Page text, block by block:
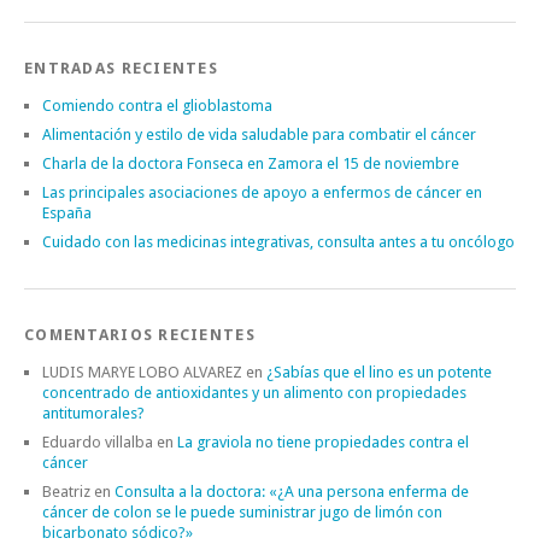
ENTRADAS RECIENTES
Comiendo contra el glioblastoma
Alimentación y estilo de vida saludable para combatir el cáncer
Charla de la doctora Fonseca en Zamora el 15 de noviembre
Las principales asociaciones de apoyo a enfermos de cáncer en
España
Cuidado con las medicinas integrativas, consulta antes a tu oncólogo
COMENTARIOS RECIENTES
LUDIS MARYE LOBO ALVAREZ en ¿Sabías que el lino es un potente
concentrado de antioxidantes y un alimento con propiedades
antitumorales?
Eduardo villalba en La graviola no tiene propiedades contra el
cáncer
Beatriz en Consulta a la doctora: «¿A una persona enferma de
cáncer de colon se le puede suministrar jugo de limón con
bicarbonato sódico?»